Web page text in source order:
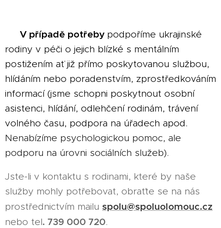
V případě potřeby podpoříme ukrajinské
rodiny v péči o jejich blízké s mentálním
postižením ať již přímo poskytovanou službou,
hlídáním nebo poradenstvím, zprostředkováním
informací (jsme schopni poskytnout osobní
asistenci, hlídání, odlehčení rodinám, trávení
volného času, podpora na úřadech apod.
Nenabízíme psychologickou pomoc, ale
podporu na úrovni sociálních služeb).
Jste-li v kontaktu s rodinami, které by naše
služby mohly potřebovat, obraťte se na nás
prostřednictvím mailu spolu@spoluolomouc.cz
nebo tel. 739 000 720.